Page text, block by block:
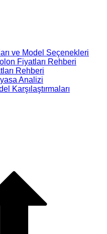
ve Model Seçenekleri
Fiyatları Rehberi
Rehberi
Analizi
Karşılaştırmaları